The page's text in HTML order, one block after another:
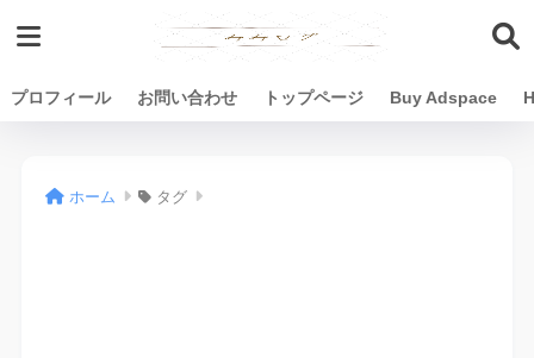
プロフィール お問い合わせ トップページ Buy Adspace
ホーム タグ